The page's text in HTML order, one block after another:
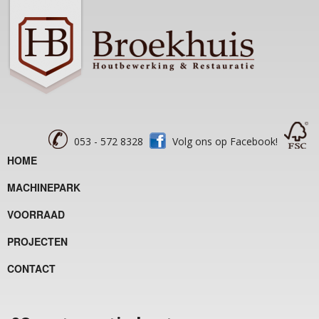
053 - 572 8328 Volg ons op Facebook!
HOME
MACHINEPARK
VOORRAAD
PROJECTEN
CONTACT